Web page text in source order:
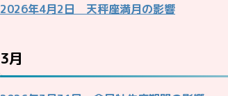
2026年4月2日 天秤座満月の影響
3月